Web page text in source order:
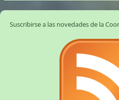
Suscribirse a las novedades de la